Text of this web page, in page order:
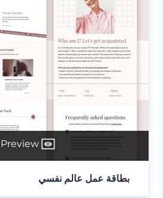
Preview
بطاقة عمل عالم نفسي